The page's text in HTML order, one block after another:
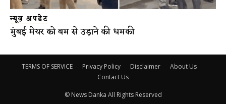
न्यूज़ अपडेट
मुंबई मेयर को बम से उड़ाने की धमकी
TERMS OF SERVICE Privacy Policy Disclaimer
About Us
Contact Us
© News Danka All Rights Reserved